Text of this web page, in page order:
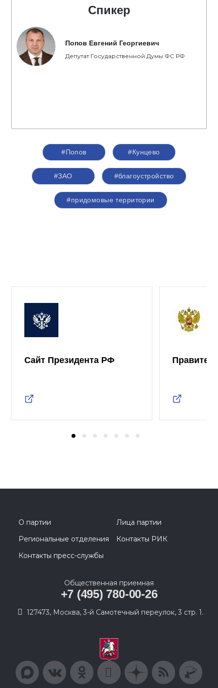
Спикер
Попов Евгений Георгиевич
Депутат Государственной Думы ФС РФ
#Попов #Кунцево
#ЗАО #благоустройство
#придомовые территории
Сайт Президента РФ
О партии
Лица партии
Региональные отделения
Контакты РИК
Контакты пресс-службы
Общественная приемная
+7 (495) 780-00-26
127473, Москва, 3-й Самотечный переулок, 3 стр. 1.